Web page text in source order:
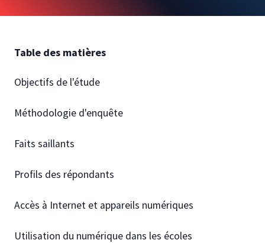
Table des matières
Objectifs de l'étude
Méthodologie d'enquête
Faits saillants
Profils des répondants
Accès à Internet et appareils numériques
Utilisation du numérique dans les écoles